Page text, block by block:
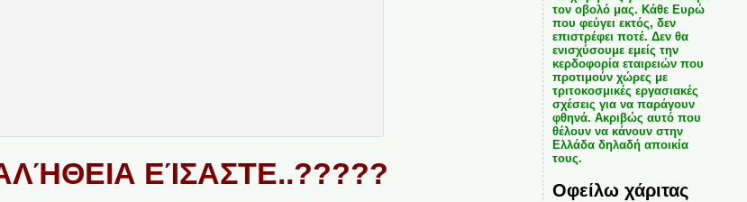
ΕΊΣΑΣΤΕ..?????
τον οβολό μας. Κάθε Ευρώ
που φεύγει εκτός, δεν
επιστρέφει ποτέ. Δεν θα
ενισχύσουμε εμείς την
κερδοφορία εταιρειών που
προτιμούν χώρες με
τριτοκοσμικές εργασιακές
σχέσεις για να παράγουν
φθηνά. Ακριβώς αυτό που
θέλουν να κάνουν στην
Ελλάδα δηλαδή αποικία
τους.
Οφείλω χάριτας